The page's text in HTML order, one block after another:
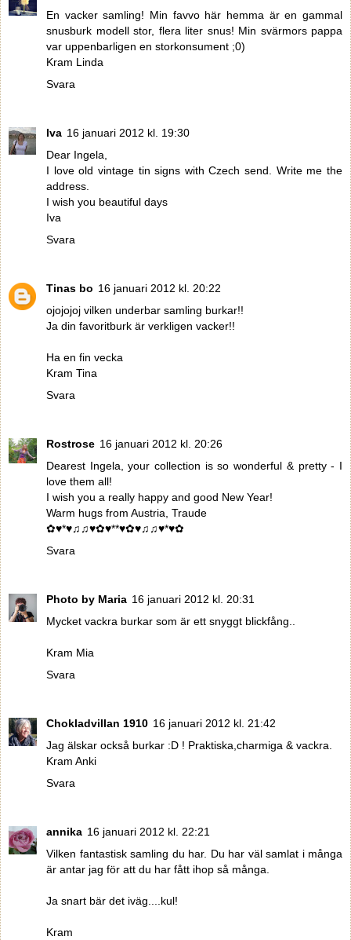
En vacker samling! Min favvo här hemma är en gammal
snusburk modell stor, flera liter snus! Min svärmors pappa
var uppenbarligen en storkonsument ;0)
Kram Linda
Svara
Iva 16 januari 2012 kl. 19:30
Dear Ingela,
I love old vintage tin signs with Czech send. Write me the
address.
I wish you beautiful days
Iva
Svara
Tinas bo 16 januari 2012 kl. 20:22
ojojojoj vilken underbar samling burkar!!
Ja din favoritburk är verkligen vacker!!
Ha en fin vecka
Kram Tina
Svara
Rostrose 16 januari 2012 kl. 20:26
Dearest Ingela, your collection is so wonderful & pretty - I
love them all!
I wish you a really happy and good New Year!
Warm hugs from Austria, Traude
✿♥*♥♫♫♥✿♥**♥✿♥♫♫♥*♥✿
Svara
Photo by Maria 16 januari 2012 kl. 20:31
Mycket vackra burkar som är ett snyggt blickfång..
Kram Mia
Svara
Chokladvillan 1910 16 januari 2012 kl. 21:42
Jag älskar också burkar :D ! Praktiska,charmiga & vackra.
Kram Anki
Svara
annika 16 januari 2012 kl. 22:21
Vilken fantastisk samling du har. Du har väl samlat i många
är antar jag för att du har fått ihop så många.
Ja snart bär det iväg....kul!
Kram